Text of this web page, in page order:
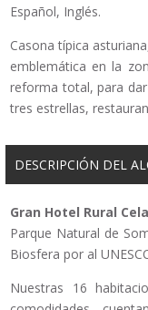
Español, Inglés.
Casona típica
emblemática en la
reforma total, para
tres estrellas,
DESCRIPCIÓN DEL
Gran Hotel Rural Cela
Parque Natural de
Biosfera por al
Nuestras 16